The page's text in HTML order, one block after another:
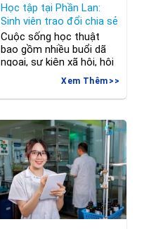
Học tập tại Phần Lan:
Sinh viên trao đổi chia sẻ
kinh nghiệm
Cuộc sống học thuật
bao gồm nhiều buổi dã
ngoại, sự kiện xã hội, hội
chợ việc làm và các hoạt
động câu lạc bộ, nơi sinh
viên trao đổi chắc chắn
Mỗi năm, các trường đại
học ở Phần Lan chào
đón hàng nghìn sinh viên
trao đổi từ
Xem Thêm